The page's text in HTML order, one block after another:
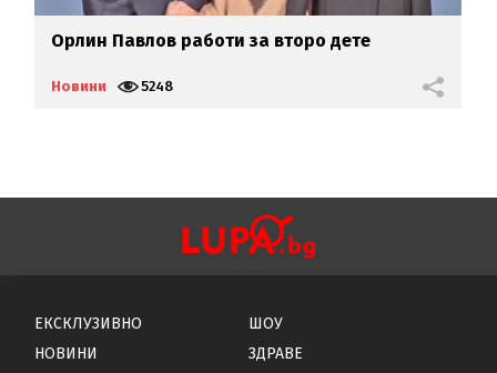
Орлин Павлов работи за второ дете
Новини 5248
ЕКСКЛУЗИВНО
НОВИНИ
ШОУ
ЗДРАВЕ